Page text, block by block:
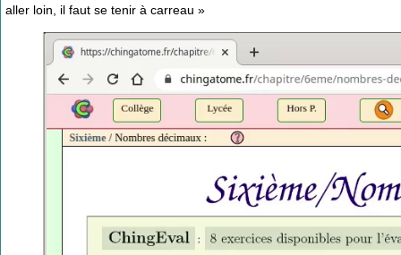
aller loin, il faut se tenir à carreau »